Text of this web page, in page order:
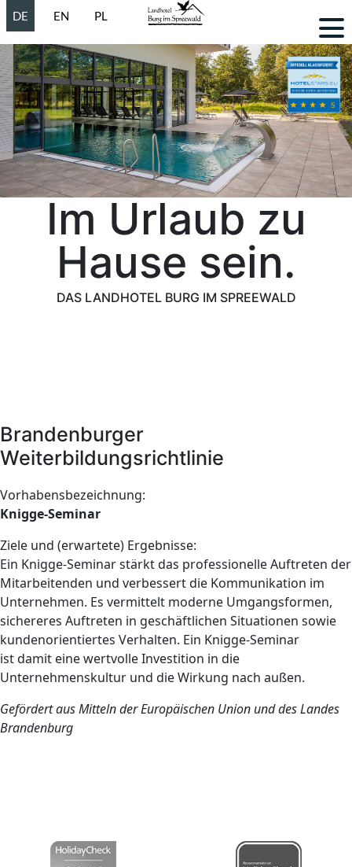
Sprache auswählen
DE EN PL
Im Urlaub zu
Hause sein.
DAS LANDHOTEL BURG IM SPREEWALD
Brandenburger
Weiterbildungsrichtlinie
Vorhabensbezeichnung:
Knigge-Seminar
Ziele und (erwartete) Ergebnisse:
Ein Knigge-Seminar stärkt das professionelle Auftreten der
Mitarbeitenden und verbessert die Kommunikation im
Unternehmen. Es vermittelt moderne Umgangsformen,
sichereres Auftreten in geschäftlichen Situationen sowie
kundenorientiertes Verhalten. Ein Knigge-Seminar
ist damit eine wertvolle Investition in die
Unternehmenskultur und die Wirkung nach außen.
Gefördert aus Mitteln der Europäischen Union und des Landes
Brandenburg